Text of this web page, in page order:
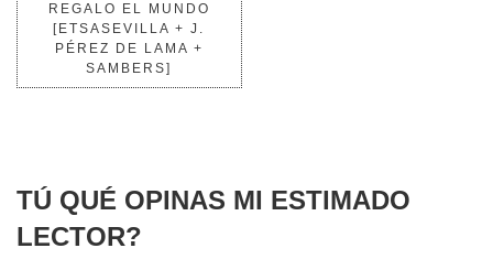
REGALO EL MUNDO
[ETSASEVILLA + J.
PÉREZ DE LAMA +
SAMBERS]
TÚ QUÉ OPINAS MI ESTIMADO
LECTOR?